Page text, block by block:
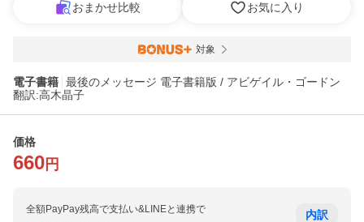
おまかせ比較 お気に入り
対象
電子書籍 最後のメッセージ 電子書籍版 / アビゲイル・ゴードン
翻訳:高木晶子
価格
660 円
全額PayPay残高で支払い&LINEと連携で 内訳